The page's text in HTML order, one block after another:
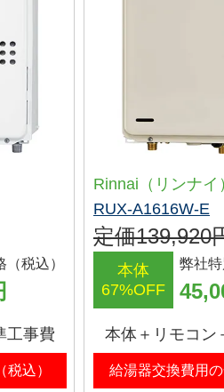
税込）
工事費
込）
Rinnai（リンナイ
RUX-A1616W-E
定価139,920
本体
67%OFF
弊社
本体＋リモコン
給湯器交換費用